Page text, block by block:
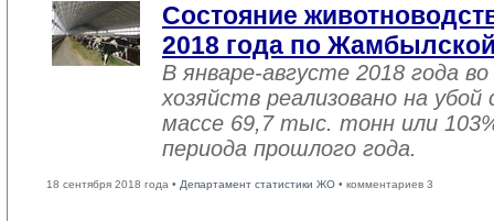
Состояние
2018 года по
В январе-августе 2018 года
хозяйств реализовано на
массе 69,7 тыс. тонн или
периода прошлого года.
18 сентября 2018 года • Департамент статистики ЖО • комментариев 3